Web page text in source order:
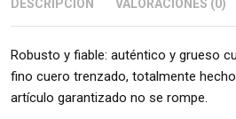
DESCRIPCIÓN VALORACIONES (0)
Robusto y fiable: auténtico y grueso
fino cuero trenzado, totalmente
artículo garantizado no se rompe.